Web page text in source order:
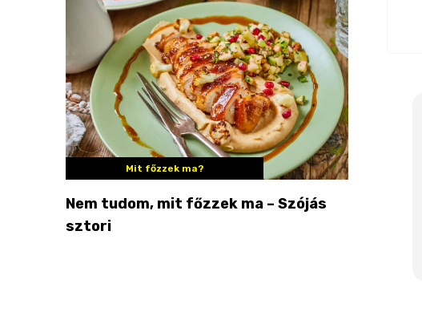
Mit főzzek ma?
Nem tudom, mit főzzek ma – Szójás
sztori